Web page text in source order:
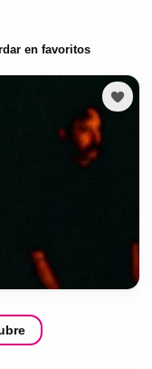
en favoritos